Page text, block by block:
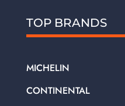
TOP BRANDS
MICHELIN
CONTINENTAL